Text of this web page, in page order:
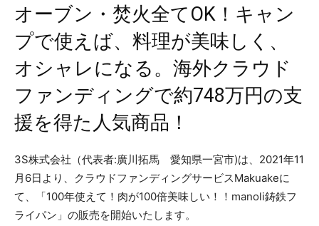
オーブン・焚火全てOK！キャン
プで使えば、料理が美味しく、
オシャレになる。海外クラウド
ファンディングで約748万円の支
援を得た人気商品！
3S株式会社（代表者:廣川拓馬 愛知県一宮市)は、2021年11
月6日より、クラウドファンディングサービスMakuakeに
て、「100年使えて！肉が100倍美味しい！！manoli鋳鉄フ
ライパン」の販売を開始いたします。